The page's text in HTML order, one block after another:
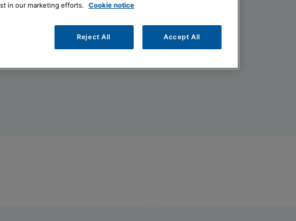
in our marketing efforts. Cookie notice
Reject All Accept All